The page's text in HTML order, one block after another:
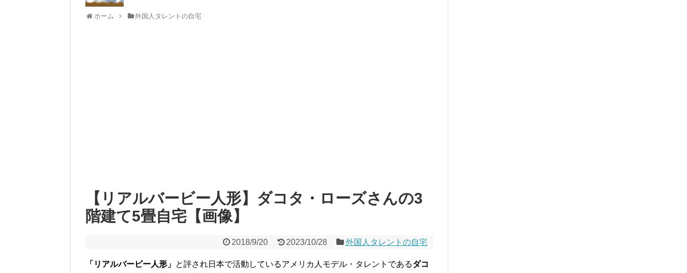
ホーム 外国人タレントの自宅
【リアルバービー人形】ダコタ・ローズさんの3
階建て5畳自宅【画像】
2018/9/20 2023/10/28 外国人タレントの自宅
「リアルバービー人形」 と評され日本で活動しているアメリカ人モデル・タレントであるダコ